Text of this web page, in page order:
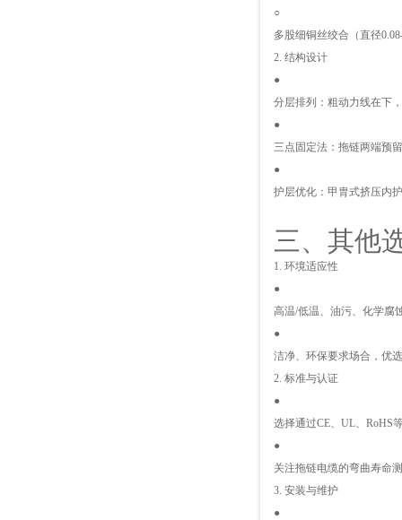
○
多股细铜丝绞合（直径
2. 结构设计
●
分层排列：粗动力线在下
●
三点固定法：拖链两端预
●
护层优化：甲胄式挤压内
三、其他
1. 环境适应性
●
高温/低温、油污、化学腐
●
洁净、环保要求场合，优
2. 标准与认证
●
选择通过CE、UL、RoHS
●
关注拖链电缆的弯曲寿命
3. 安装与维护
●